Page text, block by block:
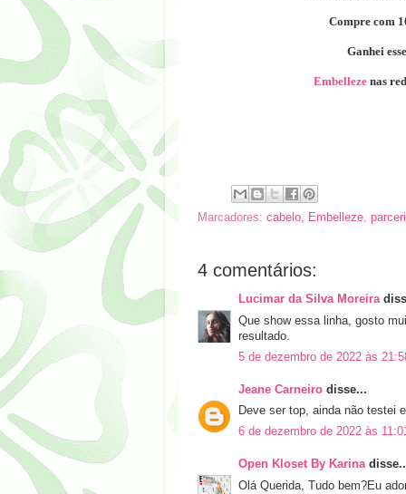
Compre com
Ganhei
Embellezenas
Marcadores: cabelo Embelleze
4 comentários:
Lucimar da Silva Moreira
Que show essa linha, gosto
resultado.
5 de dezembro de 2022 às
Jeane Carneiro disse...
Deve ser top, ainda não testei
6 de dezembro de 2022 às
Open Kloset By Karina
Olá Querida, Tudo bem?Eu